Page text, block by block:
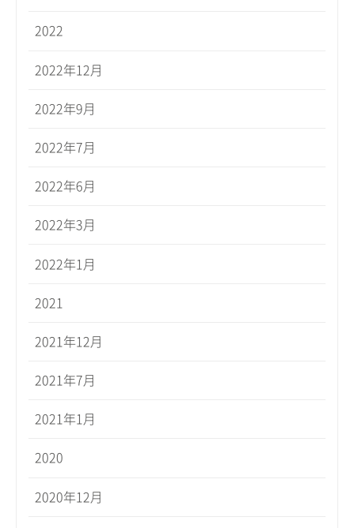
2022
2022年12月
2022年9月
2022年7月
2022年6月
2022年3月
2022年1月
2021
2021年12月
2021年7月
2021年1月
2020
2020年12月